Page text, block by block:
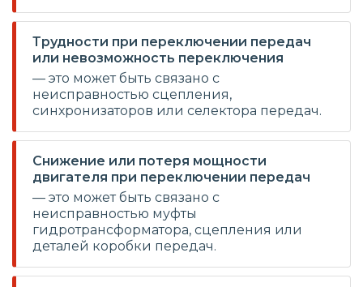
Трудности при переключении передач
или невозможность переключения
— это может быть связано с
неисправностью сцепления,
синхронизаторов или селектора передач.
Снижение или потеря мощности
двигателя при переключении передач
— это может быть связано с
неисправностью муфты
гидротрансформатора, сцепления или
деталей коробки передач.